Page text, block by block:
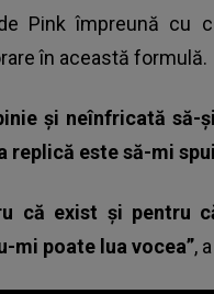
Pink împreună cu
în această formulă.
și neînfricată
replică este să-mi
că exist și pentru
mi poate lua vocea”,